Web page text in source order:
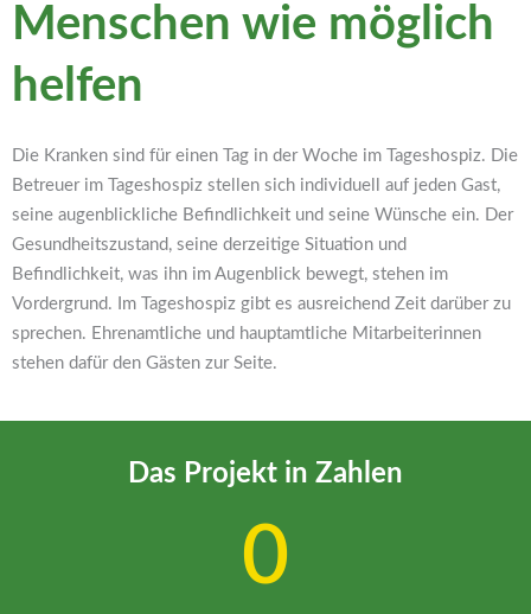
Menschen wie möglich
helfen
Die Kranken sind für einen Tag in der Woche im Tageshospiz. Die
Betreuer im Tageshospiz stellen sich individuell auf jeden Gast,
seine augenblickliche Befindlichkeit und seine Wünsche ein. Der
Gesundheitszustand, seine derzeitige Situation und
Befindlichkeit, was ihn im Augenblick bewegt, stehen im
Vordergrund. Im Tageshospiz gibt es ausreichend Zeit darüber zu
sprechen. Ehrenamtliche und hauptamtliche Mitarbeiterinnen
stehen dafür den Gästen zur Seite.
Das Projekt in Zahlen
0